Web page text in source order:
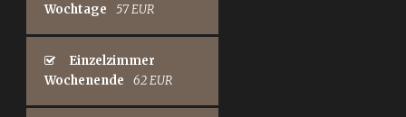
Wochtage
57 EUR
Einzelzimmer
Wochenende
62 EUR